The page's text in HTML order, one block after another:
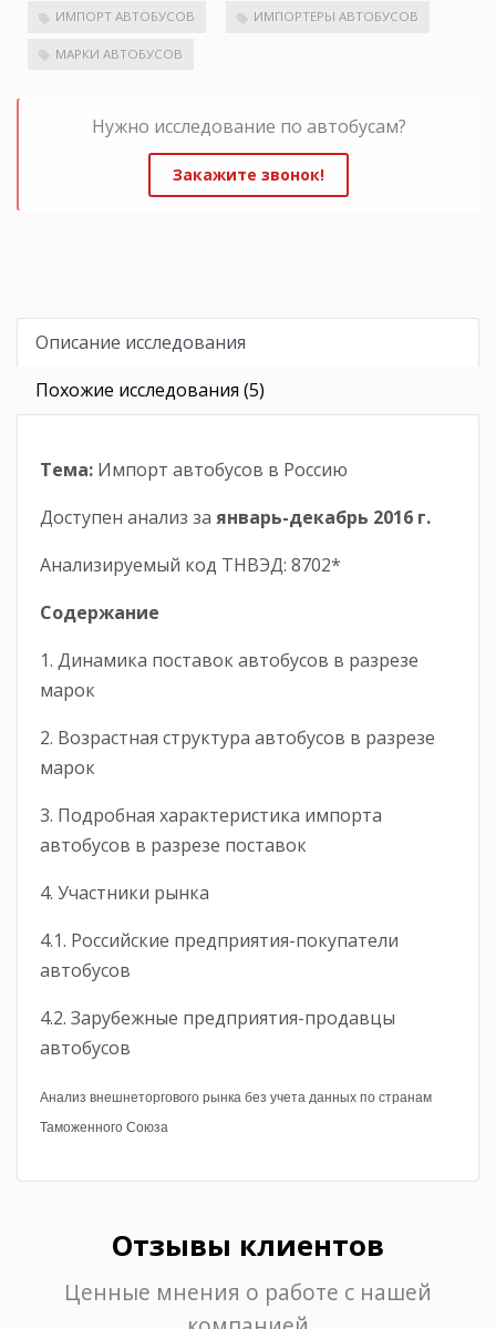
ИМПОРТ АВТОБУСОВ ИМПОРТЕРЫ АВТОБУСОВ
МАРКИ АВТОБУСОВ
Нужно исследование по автобусам?
Закажите звонок!
Описание исследования
Похожие исследования (5)
Тема: Импорт автобусов в Россию
Доступен анализ за январь-декабрь 2016 г.
Анализируемый код ТНВЭД: 8702*
Содержание
1. Динамика поставок автобусов в разрезе
марок
2. Возрастная структура автобусов в разрезе
марок
3. Подробная характеристика импорта
автобусов в разрезе поставок
4. Участники рынка
4.1. Российские предприятия-покупатели
автобусов
4.2. Зарубежные предприятия-продавцы
автобусов
Анализ внешнеторгового рынка без учета данных по странам
Таможенного Союза
Отзывы клиентов
Ценные мнения о работе с нашей